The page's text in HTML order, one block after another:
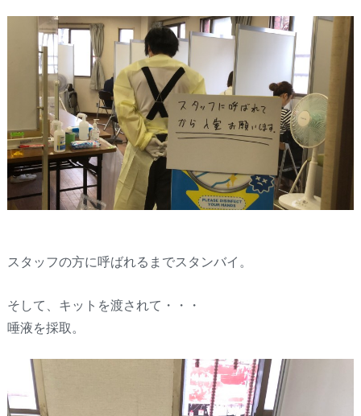
スタッフの方に呼ばれるまでスタンバイ。
そして、キットを渡されて・・・
唾液を採取。